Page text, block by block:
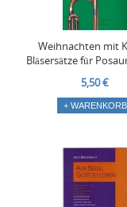
Weihnachten mit
Bläsersätze für
5,50 €
+ WARENKORB